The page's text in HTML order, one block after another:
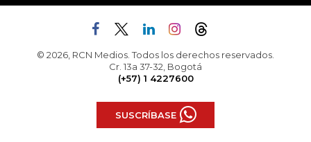
© 2026, RCN Medios. Todos los derechos reservados.
Cr. 13a 37-32, Bogotá
(+57) 1 4227600
SUSCRÍBASE